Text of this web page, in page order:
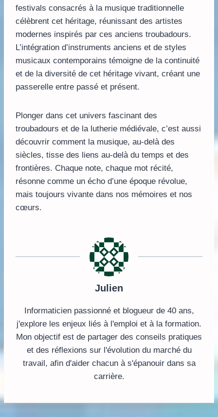
festivals consacrés à la musique traditionnelle
célèbrent cet héritage, réunissant des artistes
modernes inspirés par ces anciens troubadours.
L’intégration d’instruments anciens et de styles
musicaux contemporains témoigne de la continuité
et de la diversité de cet héritage vivant, créant une
passerelle entre passé et présent.
Plonger dans cet univers fascinant des
troubadours et de la lutherie médiévale, c’est aussi
découvrir comment la musique, au-delà des
siècles, tisse des liens au-delà du temps et des
frontières. Chaque note, chaque mot récité,
résonne comme un écho d’une époque révolue,
mais toujours vivante dans nos mémoires et nos
cœurs.
Julien
Informaticien passionné et blogueur de 40 ans,
j'explore les enjeux liés à l'emploi et à la formation.
Mon objectif est de partager des conseils pratiques
et des réflexions sur l'évolution du marché du
travail, afin d'aider chacun à s'épanouir dans sa
carrière.